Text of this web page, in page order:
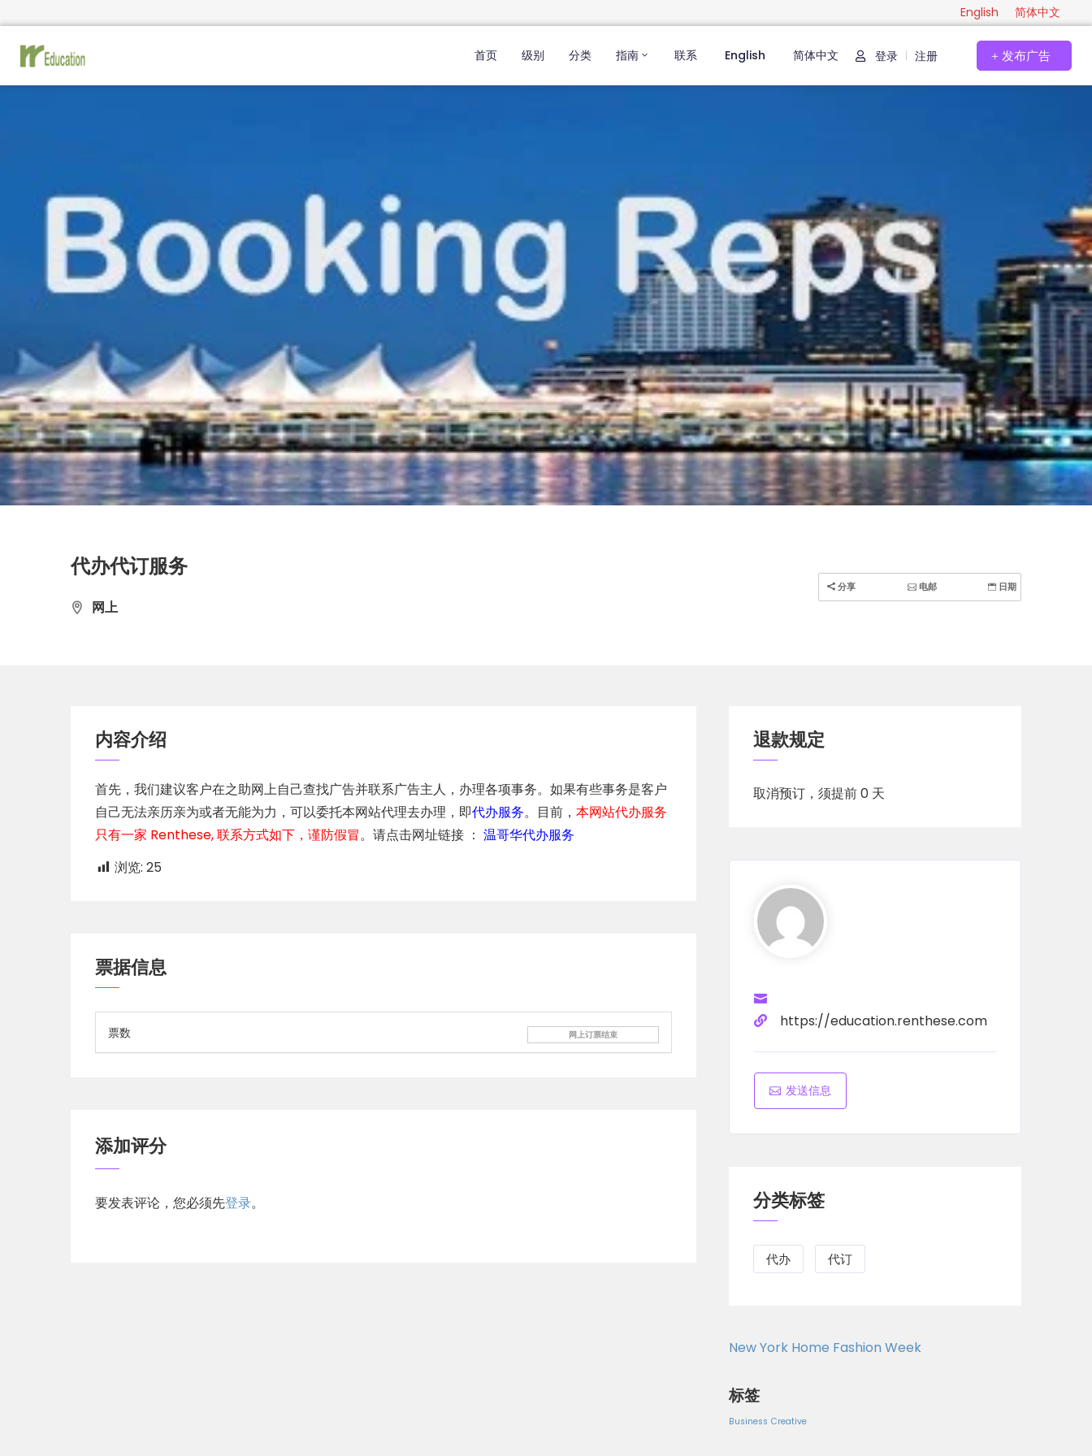
English 简体中文
首页 级别 分类 指南 联系 English 简体中文 登录 注册 发布广告
代办代订服务
网上
分享 电邮 日期
内容介绍
首先，我们建议客户在之助网上自己查找广告并联系广告主人，办理各项事务。如果有些事务是客户
自己无法亲历亲为或者无能为力，可以委托本网站代理去办理，即代办服务。目前， 本网站代办服务
只有一家 Renthese, 联系方式如下，谨防假冒。请点击网址链接 ： 温哥华代办服务
浏览: 25
票据信息
票数 网上订票结束
添加评分
要发表评论，您必须先登录。
退款规定
取消预订，须提前 0 天
https://education.renthese.com
发送信息
分类标签
代办 代订
New York Home Fashion Week
标签
Business Creative